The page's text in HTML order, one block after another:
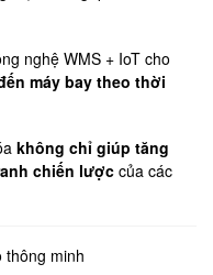
nghệ WMS + IoT cho
máy bay theo thời
không chỉ giúp tăng
chiến lược của các
thông minh